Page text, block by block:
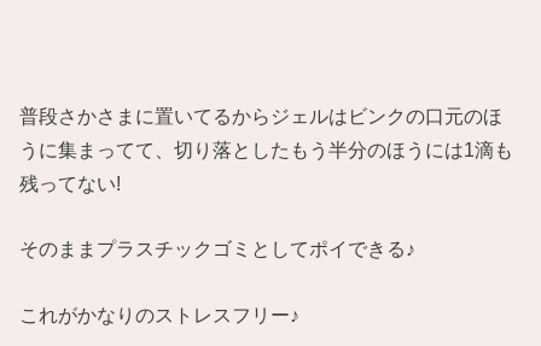
普段さかさまに置いてるからジェルはビンクの口元のほ
うに集まってて、切り落としたもう半分のほうには1滴も
残ってない!
そのままプラスチックゴミとしてポイできる♪
これがかなりのストレスフリー♪